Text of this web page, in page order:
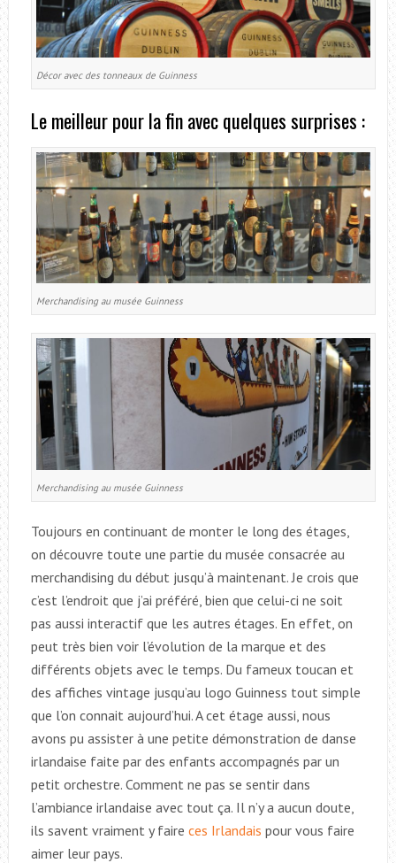
Décor avec des tonneaux de Guinness
Le meilleur pour la fin avec quelques surprises :
Merchandising au musée Guinness
Merchandising au musée Guinness
Toujours en continuant de monter le long des étages,
on découvre toute une partie du musée consacrée au
merchandising du début jusqu’à maintenant. Je crois que
c’est l’endroit que j’ai préféré, bien que celui-ci ne soit
pas aussi interactif que les autres étages. En effet, on
peut très bien voir l’évolution de la marque et des
différents objets avec le temps. Du fameux toucan et
des affiches vintage jusqu’au logo Guinness tout simple
que l’on connait aujourd’hui. A cet étage aussi, nous
avons pu assister à une petite démonstration de danse
irlandaise faite par des enfants accompagnés par un
petit orchestre. Comment ne pas se sentir dans
l’ambiance irlandaise avec tout ça. Il n’y a aucun doute,
ils savent vraiment y faire ces Irlandais pour vous faire
aimer leur pays.